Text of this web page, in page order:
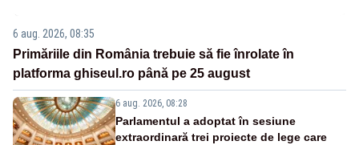
6 aug. 2026, 08:35
Primăriile din România trebuie să fie înrolate în
platforma ghiseul.ro până pe 25 august
6 aug. 2026, 08:28
Parlamentul a adoptat în sesiune
extraordinară trei proiecte de lege care